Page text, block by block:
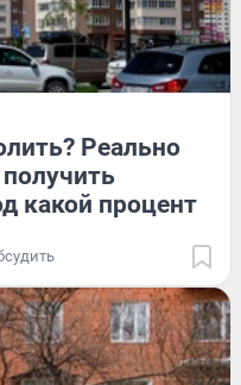
Реально
какой процент